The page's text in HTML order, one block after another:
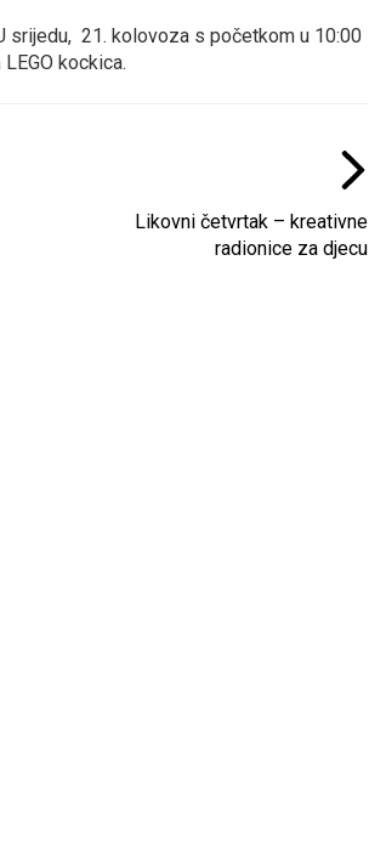
srijedu, 21. kolovoza s početkom u 10:00
kockica.
Likovni četvrtak – kreativne
radionice za djecu